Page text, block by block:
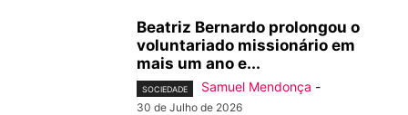
Beatriz Bernardo prolongou o
voluntariado missionário em
mais um ano e...
SOCIEDADE Samuel Mendonça -
30 de Julho de 2026